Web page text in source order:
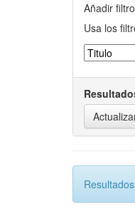
Añadir
Usa los